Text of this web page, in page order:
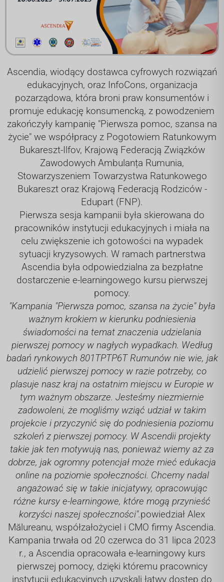
Ascendia, wiodący dostawca cyfrowych rozwiązań
edukacyjnych, oraz InfoCons, organizacja
pozarządowa, która broni praw konsumentów i
promuje edukację konsumencką, z powodzeniem
zakończyły kampanię "Pierwsza pomoc, szansa na
życie" we współpracy z Pogotowiem Ratunkowym
Bukareszt-Ilfov, Krajową Federacją Związków
Zawodowych Ambulanța Rumunia,
Stowarzyszeniem Towarzystwa Ratunkowego
Bukareszt oraz Krajową Federacją Rodziców -
Edupart (FNP).
Pierwsza sesja kampanii była skierowana do
pracowników instytucji edukacyjnych i miała na
celu zwiększenie ich gotowości na wypadek
sytuacji kryzysowych. W ramach partnerstwa
Ascendia była odpowiedzialna za bezpłatne
dostarczenie e-learningowego kursu pierwszej
pomocy.
"Kampania "Pierwsza pomoc, szansa na życie" była
ważnym krokiem w kierunku podniesienia
świadomości na temat znaczenia udzielania
pierwszej pomocy w nagłych wypadkach. Według
badań rynkowych 801TPTP6T Rumunów nie wie, jak
udzielić pierwszej pomocy w razie potrzeby, co
plasuje nasz kraj na ostatnim miejscu w Europie w
tym ważnym obszarze. Jesteśmy niezmiernie
zadowoleni, że mogliśmy wziąć udział w takim
projekcie i przyczynić się do podniesienia poziomu
szkoleń z pierwszej pomocy. W Ascendii projekty
takie jak ten motywują nas, ponieważ wiemy aż za
dobrze, jak ogromny potencjał może mieć edukacja
online na poziomie społeczności. Chcemy nadal
angażować się w takie inicjatywy, opracowując
różne kursy e-learningowe, które mogą przynieść
korzyści naszej społeczności".powiedział Alex
Mălureanu, współzałożyciel i CMO firmy Ascendia.
Kampania trwała od 20 czerwca do 31 lipca 2023
r., a Ascendia opracowała e-learningowy kurs
pierwszej pomocy, dzięki któremu pracownicy
instytucji edukacyjnych uzyskali łatwy dostęp do